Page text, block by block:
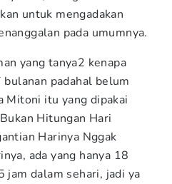
untuk mengadakan
pada umumnya.
yang tanya2 kenapa
padahal belum
Mitoni itu yang dipakai
Hitungan Hari
Harinya Nggak
ada yang hanya 18
jam dalam sehari, jadi ya